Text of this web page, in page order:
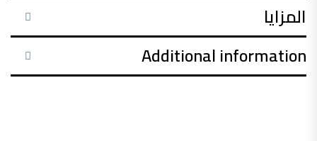
Additional information
المزايا